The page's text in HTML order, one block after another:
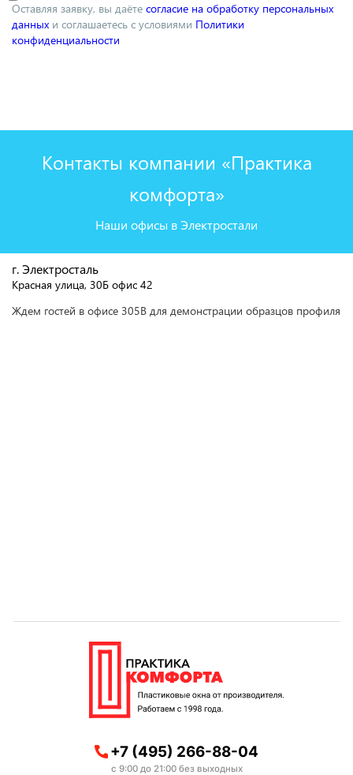
Оставляя заявку, вы даёте согласие на обработку персональных
данных и соглашаетесь с условиями Политики
конфиденциальности
Контакты компании «Практика
комфорта»
Наши офисы в Электростали
г. Электросталь
Красная улица, 30Б офис 42
Ждем гостей в офисе 305В для демонстрации образцов профиля
+7 (495) 266-88-04
с 9:00 до 21:00 без выходных